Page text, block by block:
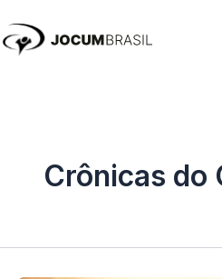
para
Crônicas do